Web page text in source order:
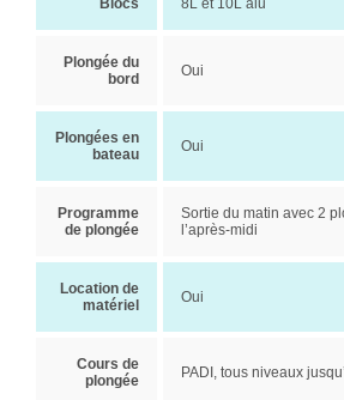
Blocs 8L et 10L alu
Plongée du
bord
Oui
Plongées en
bateau
Oui
Programme
de plongée
Sortie du matin avec 2
l’après-midi
Location de
matériel
Oui
Cours de
plongée
PADI, tous niveaux